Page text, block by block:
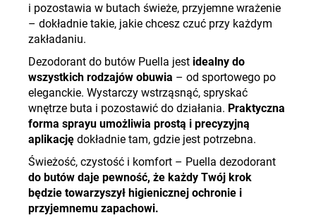
i pozostawia w butach świeże, przyjemne wrażenie
– dokładnie takie, jakie chcesz czuć przy każdym
zakładaniu.
Dezodorant do butów Puella jest idealny do
wszystkich rodzajów obuwia – od sportowego po
eleganckie. Wystarczy wstrząsnąć, spryskać
wnętrze buta i pozostawić do działania. Praktyczna
forma sprayu umożliwia prostą i precyzyjną
aplikację dokładnie tam, gdzie jest potrzebna.
Świeżość, czystość i komfort – Puella dezodorant
do butów daje pewność, że każdy Twój krok
będzie towarzyszył higienicznej ochronie i
przyjemnemu zapachowi.